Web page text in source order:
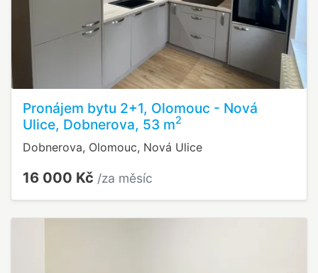
Pronájem bytu 2+1, Olomouc - Nová
Ulice, Dobnerova, 53 m2
Dobnerova, Olomouc, Nová Ulice
16 000 Kč /za měsíc